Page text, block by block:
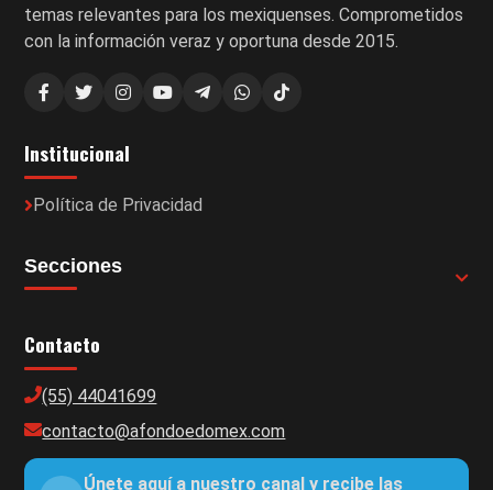
temas relevantes para los mexiquenses. Comprometidos
con la información veraz y oportuna desde 2015.
Institucional
Política de Privacidad
Secciones
Contacto
(55) 44041699
contacto@afondoedomex.com
Únete aquí a nuestro canal y recibe las